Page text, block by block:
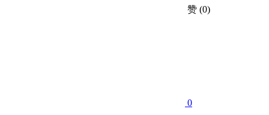
赞 (0)
0